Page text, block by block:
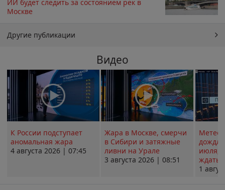
ИИ будет следить за состоянием рек в
Москве
Другие публикации
Видео
К России подступает
аномальная жара
4 августа 2026 | 07:45
Жара в Москве, смерчи
в Сибири и затяжные
ливни на Урале
3 августа 2026 | 08:51
июля;
ждать
1